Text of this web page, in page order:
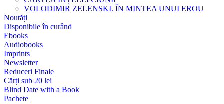
VOLODIMIR ZELENSKI. ÎN MINTEA UNUI EROU
Noutăți
Disponibile în curând
Ebooks
Audiobooks
Imprints
Newsletter
Reduceri Finale
Cărți sub 20 lei
Blind Date with a Book
Pachete